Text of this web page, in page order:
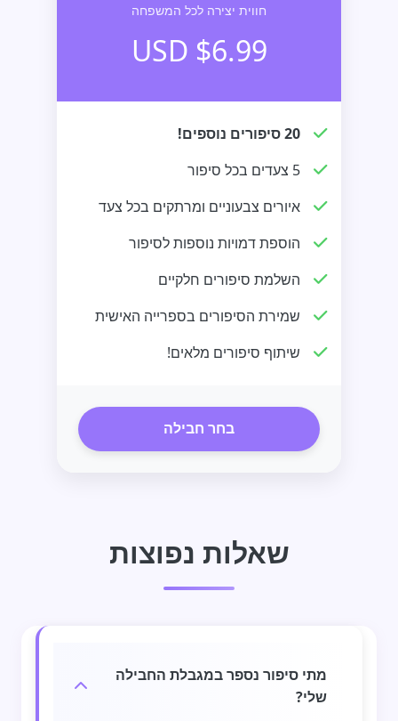
חווית יצירה לכל המשפחה
$6.99 USD
20 סיפורים נוספים!
5 צעדים בכל סיפור
איורים צבעוניים ומרתקים בכל צעד
הוספת דמויות נוספות לסיפור
השלמת סיפורים חלקיים
שמירת הסיפורים בספרייה האישית
שיתוף סיפורים מלאים!
בחר חבילה
שאלות נפוצות
מתי סיפור נספר במגבלת החבילה
שלי?